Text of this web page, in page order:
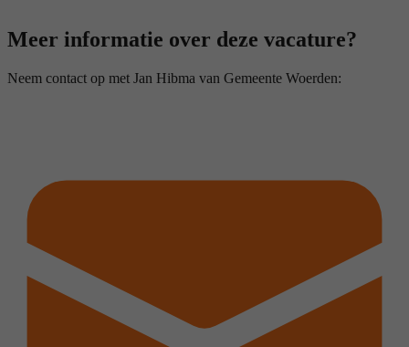
Meer informatie over deze vacature?
Neem contact op met Jan Hibma van Gemeente Woerden: